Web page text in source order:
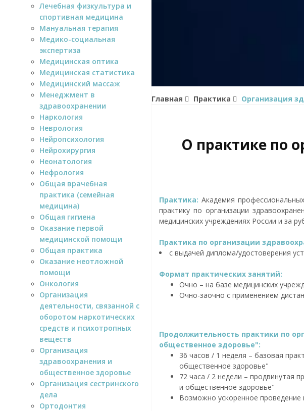
Лечебная физкультура и
спортивная медицина
Мануальная терапия
Медико-социальная
экспертиза
Медицинская оптика
Медицинская статистика
Медицинский массаж
Менеджмент в
здравоохранении
Наркология
Неврология
Нейропсихология
Нейрохирургия
Неонатология
Нефрология
Общая врачебная
практика (семейная
медицина)
Общая гигиена
Оказание первой
медицинской помощи
Общая практика
Оказание неотложной
помощи
Онкология
Организация
деятельности, связанной с
оборотом наркотических
средств и психотропных
веществ
Организация
здравоохранения и
общественное здоровье
Организация сестринского
дела
Ортодонтия
Главная Практика Организация
О практике по
Практика: Академия
практику по организации
медицинских учреждениях России и за
Практика по организации
с выдачей диплома/удостоверения
Формат практических занятий:
Очно – на базе медицинских
Очно-заочно с применением
Продолжительность практики по
общественное здоровье":
36 часов / 1 неделя – базовая
общественное здоровье"
72 часа / 2 недели – продвинутая
и общественное здоровье"
Возможно ускоренное проведение